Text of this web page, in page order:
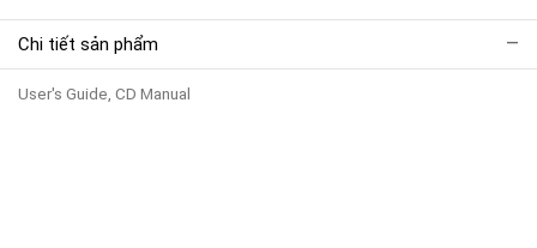
Chi tiết sản phẩm
User's Guide, CD Manual